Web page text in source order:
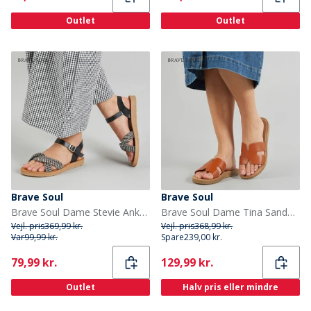
Outlet Outlet
Brave Soul
Brave Soul Dame Stevie Ankelrem Sandaler Sort/Hvid
Vejl. pris369,99 kr.
Var99,99 kr.
Current
79,99 kr.
Outlet
Brave Soul
Brave Soul Dame Tina Sandaler Tan
Vejl. pris368,99 kr.
Spare239,00 kr.
Current
129,99 kr.
Halv pris eller mindre